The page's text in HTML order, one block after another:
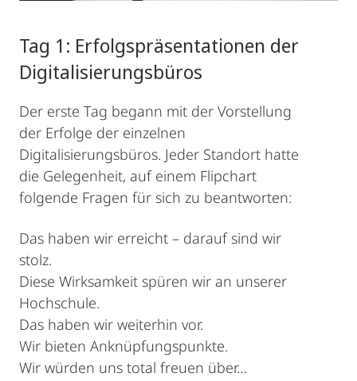
Tag 1: Erfolgspräsentationen der
Digitalisierungsbüros
Der erste Tag begann mit der Vorstellung
der Erfolge der einzelnen
Digitalisierungsbüros. Jeder Standort hatte
die Gelegenheit, auf einem Flipchart
folgende Fragen für sich zu beantworten:
Das haben wir erreicht – darauf sind wir
stolz.
Diese Wirksamkeit spüren wir an unserer
Hochschule.
Das haben wir weiterhin vor.
Wir bieten Anknüpfungspunkte.
Wir würden uns total freuen über…